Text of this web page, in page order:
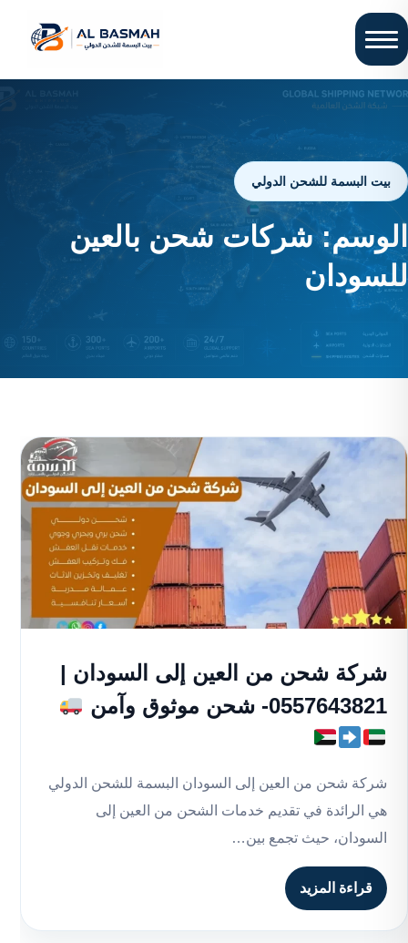
بيت البسمة للشحن الدولي
الوسم:شركات شحن بالعين
للسودان
شركة شحن من العين إلى السودان |
0557643821- شحن موثوق وآمن
شركة شحن من العين إلى السودان البسمة للشحن الدولي
هي الرائدة في تقديم خدمات الشحن من العين إلى
السودان، حيث تجمع بين…
قراءة المزيد